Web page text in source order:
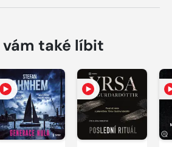
vám také líbit